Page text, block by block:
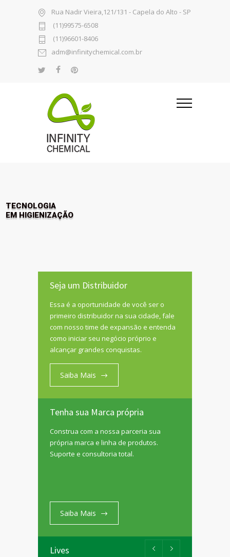
Rua Nadir Vieira,121/131 - Capela do Alto - SP
(11)99575-6508
(11)96601-8406
adm@infinitychemical.com.br
TECNOLOGIA
EM HIGIENIZAÇÃO
Seja um Distribuidor
Essa é a oportunidade de você ser o
primeiro distribuidor na sua cidade, fale
com nosso time de expansão e entenda
como iniciar seu negócio próprio e
alcançar grandes conquistas.
Saiba Mais
Tenha sua Marca própria
Construa com a nossa parceria sua
própria marca e linha de produtos.
Suporte e consultoria total.
Saiba Mais
Lives